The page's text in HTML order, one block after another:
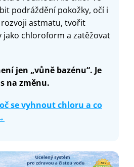
podráždění pokožky, očí i
astmatu, tvořit
jako chloroform a zatěžovat
jen „vůně bazénu“. Je
na změnu.
se vyhnout chloru a co